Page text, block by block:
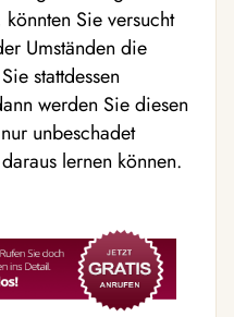
Sie versucht
Umständen die
stattdessen
werden Sie diesen
unbeschadet
lernen können.